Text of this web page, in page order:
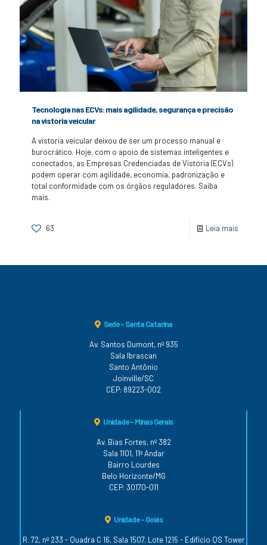
Tecnologia nas ECVs: mais agilidade, segurança e precisão
na vistoria veicular
A vistoria veicular deixou de ser um processo manual e
burocrático. Hoje, com o apoio de sistemas inteligentes e
conectados, as Empresas Credenciadas de Vistoria (ECVs)
podem operar com agilidade, economia, padronização e
total conformidade com os órgãos reguladores. Saiba
mais.
63 Leia mais
Sede - Santa Catarina
Av. Santos Dumont, nº 935
Sala Ibrascan
Santo Antônio
Joinville/SC
CEP: 89223-002
Unidade - Minas Gerais
Av. Bias Fortes, nº 382
Sala 1101, 11º Andar
Bairro Lourdes
Belo Horizonte/MG
CEP: 30170-011
Unidade - Goiás
R. 72, nº 233 - Quadra C 16, Sala 1507. Lote 1215 - Edifício QS Tower